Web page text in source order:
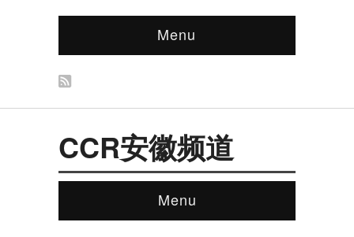
Menu
CCR安徽频道
Menu